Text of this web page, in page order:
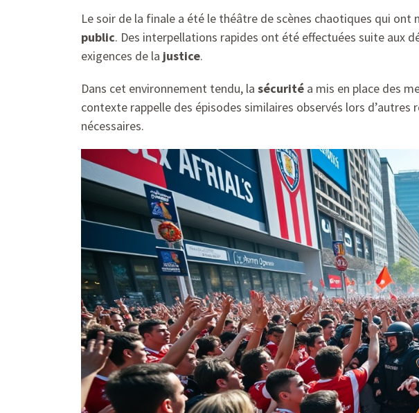
Le soir de la finale a été le théâtre de scènes chaotiques qui
public. Des interpellations rapides ont été effectuées suite aux
exigences de la justice.
Dans cet environnement tendu, la sécurité a mis en place des
contexte rappelle des épisodes similaires observés lors
nécessaires.